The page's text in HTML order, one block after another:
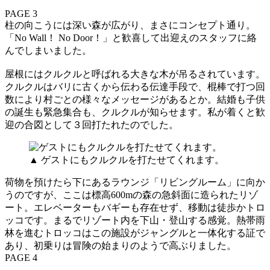
PAGE 3
柱の向こうには深い森が広がり、まさにコンセプト通り。
「No Wall！ No Door！」と歓喜して出迎えのスタッフに絡
んでしまいました。
屋根にはクルクルと呼ばれる大きな木が吊るされています。
クルクルはバリに古くから伝わる伝達手段で、棍棒で打つ回
数により村ごとの様々なメッセージがあるとか。結婚も子供
の誕生も緊急集合も、クルクルが知らせます。私が着くと歓
迎の合図として３回打たれたのでした。
▲ ゲストにもクルクルを打たせてくれます。
荷物を預けたら下にあるラウンジ「リビングルーム」に向か
うのですが、ここは標高600mの森の急斜面に造られたリゾ
ート。エレベーターもバギーも存在せず、移動は徒歩かトロ
ッコです。まるでリゾート内を下山・登山する感覚。熱帯雨
林を進むトロッコはこの施設がジャングルと一体化する証で
あり、初乗りは冒険の始まりのようで高ぶりました。
PAGE 4